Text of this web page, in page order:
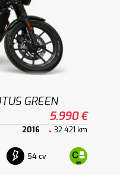
GREEN
5.990 €
2016 32.421 km
54 cv